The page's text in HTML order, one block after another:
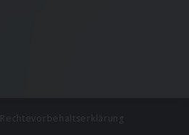
Rechtevorbehaltserklärung